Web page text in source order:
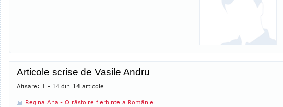
Articole scrise de Vasile Andru
Afisare: 1 - 14 din 14 articole
Regina Ana - O răsfoire fierbinte a României